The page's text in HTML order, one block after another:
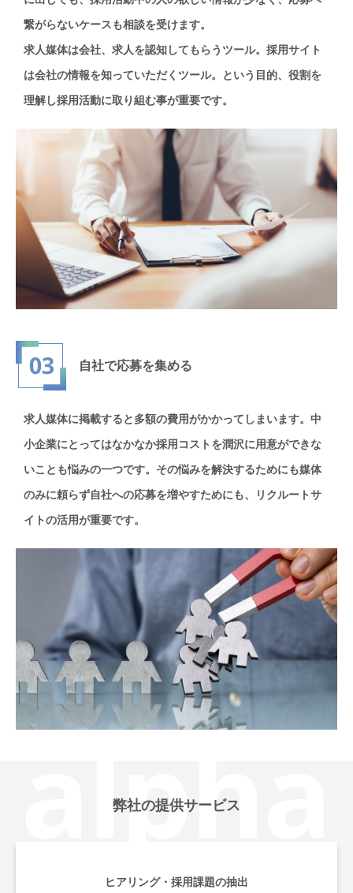
繋がらないケースも相談を受けます。
求人媒体は会社、求人を認知してもらうツール。採用サイト
は会社の情報を知っていただくツール。という目的、役割を
理解し採用活動に取り組む事が重要です。
自社で応募を集める
求人媒体に掲載すると多額の費用がかかってしまいます。中
小企業にとってはなかなか採用コストを潤沢に用意ができな
いことも悩みの一つです。その悩みを解決するためにも媒体
のみに頼らず自社への応募を増やすためにも、リクルートサ
イトの活用が重要です。
弊社の提供サービス
ヒアリング・ 採用課題の抽出